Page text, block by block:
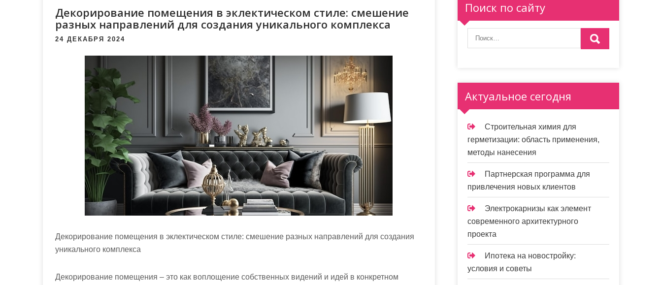
Декорирование помещения в эклектическом стиле: смешение
разных направлений для создания уникального комплекса
24 ДЕКАБРЯ 2024
Декорирование помещения в эклектическом стиле: смешение разных направлений для создания
уникального комплекса
Декорирование помещения – это как воплощение собственных видений и идей в конкретном
Поиск по сайту
Актуальное сегодня
Строительная химия для
герметизации: область применения,
методы нанесения
Партнерская программа для
привлечения новых клиентов
Электрокарнизы как элемент
современного архитектурного
проекта
Ипотека на новостройку:
условия и советы